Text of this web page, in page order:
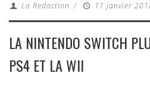
La Redaction / 11 janvier
LA NINTENDO SWITCH
PS4 ET LA WII